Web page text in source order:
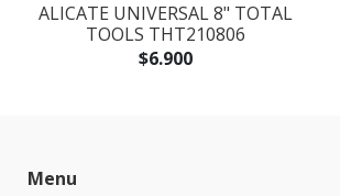
ALICATE UNIVERSAL 8" TOTAL
TOOLS THT210806
$6.900
Menu